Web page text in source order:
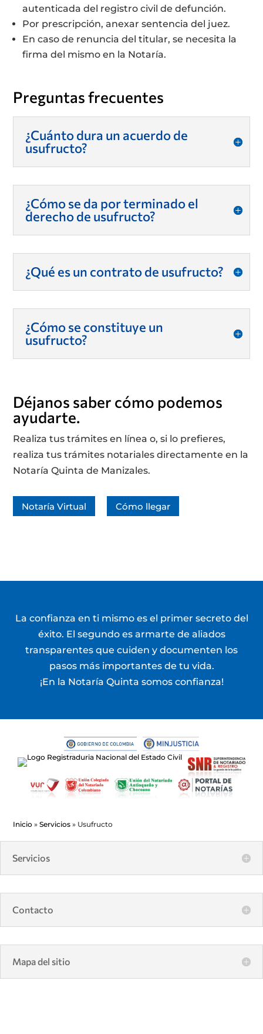
autenticada del registro civil de defunción.
Por prescripción, anexar sentencia del juez.
En caso de renuncia del titular, se necesita la
firma del mismo en la Notaría.
Preguntas frecuentes
¿Cuánto dura un acuerdo de
usufructo?
¿Cómo se da por terminado el
derecho de usufructo?
¿Qué es un contrato de usufructo?
¿Cómo se constituye un
usufructo?
Déjanos saber cómo podemos
ayudarte.
Realiza tus trámites en línea o, si lo prefieres,
realiza tus trámites notariales directamente en la
Notaría Quinta de Manizales.
Notaría Virtual Cómo llegar
La confianza en ti mismo es el primer secreto del
éxito. El segundo es armarte de aliados
transparentes que cuiden y documenten los
pasos más importantes de tu vida.
¡En la Notaría Quinta somos confianza!
Inicio »Servicios » Usufructo
Servicios
Contacto
Mapa del sitio